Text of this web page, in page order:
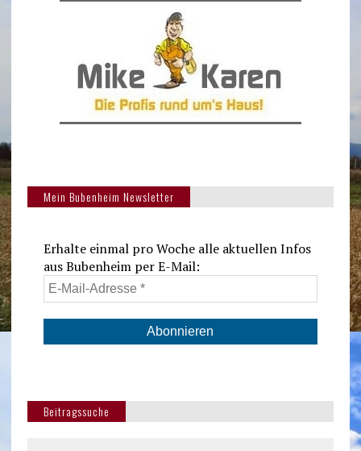
Mein Bubenheim Newsletter
Erhalte einmal pro Woche alle aktuellen Infos
aus Bubenheim per E-Mail:
Beitragssuche